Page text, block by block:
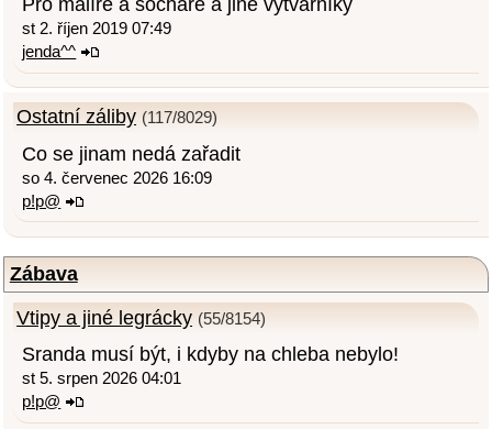
Pro malíře a sochaře a jiné výtvarníky
st 2. říjen 2019 07:49
jenda^^
Ostatní záliby (117/8029)
Co se jinam nedá zařadit
so 4. červenec 2026 16:09
p!p@
Zábava
Vtipy a jiné legrácky (55/8154)
Sranda musí být, i kdyby na chleba nebylo!
st 5. srpen 2026 04:01
p!p@